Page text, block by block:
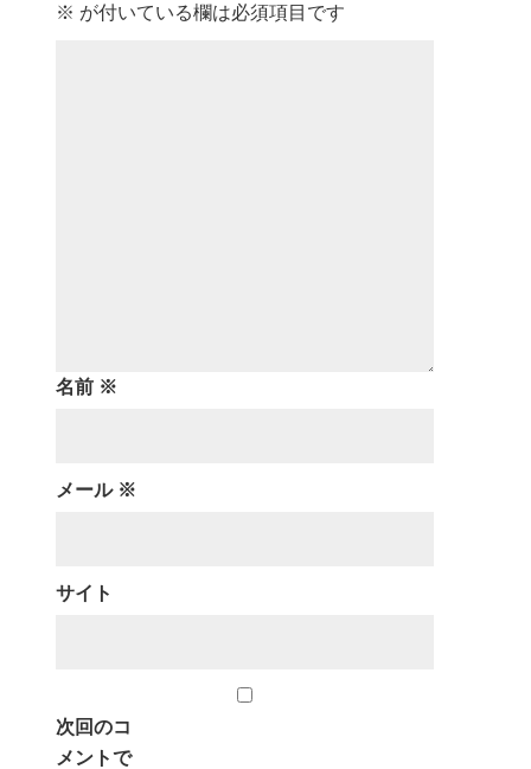
※ が付いている欄は必須項目です
名前 ※
メール ※
サイト
次回のコ
メントで